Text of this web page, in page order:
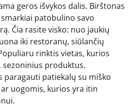
geros išvykos dalis. Birštonas
patobulino savo
Čia rasite visko: nuo jaukių
iki restoranų, siūlančių
rinktis vietas, kurios
produktus.
paragauti patiekalų su miško
uogomis, kurios yra itin